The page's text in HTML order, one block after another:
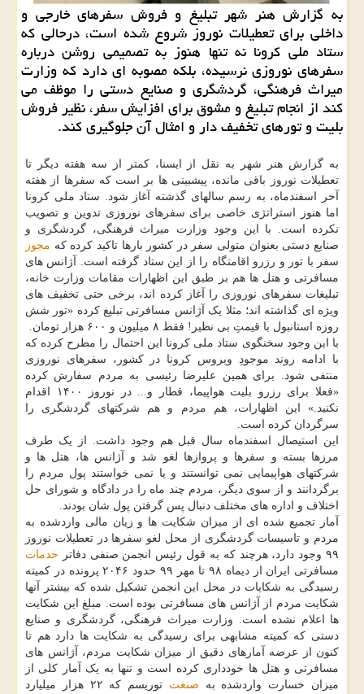
به گزارش هنر شهر تبلیغ و فروش سفرهای خارجی و
داخلی برای تعطیلات نوروز شروع شده است، درحالی که
ستاد ملی کرونا نه تنها هنوز به تصمیمی روشن درباره
سفرهای نوروزی نرسیده، بلکه مصوبه ای دارد که وزارت
میراث فرهنگی، گردشگری و صنایع دستی را موظف می
کند از انجام تبلیغ و مشوق برای افزایش سفر، نظیر فروش
بلیت و تورهای تخفیف دار و امثال آن جلوگیری کند.
به گزارش هنر شهر به نقل از ایسنا، کمتر از سه هفته دیگر تا
تعطیلات نوروز باقی مانده، پیشبینی ها بر است که سفرها از هفته
آخر اسفندماه، به رسم سالهای گذشته آغاز شود. ستاد ملی کرونا
اما هنوز استراتژی خاصی برای سفرهای نوروزی تدوین و تصویب
نکرده است. با این وجود وزارت میراث فرهنگی، گردشگری و
صنایع دستی بعنوان متولی سفر در کشور بارها تاکید کرده که مجوز
سفر با تور و رزرو اقامتگاه را از این ستاد گرفته است. آژانس های
مسافرتی و هتل ها هم بر طبق این اظهارات مقامات وزارت خانه،
تبلیغات سفرهای نوروزی را آغاز کرده اند، برخی حتی تخفیف های
ویژه ای گذاشته اند؛ مثلا یک آژانس مسافرتی تبلیغ کرده «تور شش
روزه استانبول با قیمتِ بی نظیر! فقط ۸ میلیون و ۶۰۰ هزار تومان.
با این وجود سخنگوی ستاد ملی کرونا این احتمال را مطرح کرده که
با ادامه روند موجودِ ویروس کرونا در کشور، سفرهای نوروزی
منتفی شود. برای همین علیرضا رئیسی به مردم سفارش کرده
«فعلا برای رزرو بلیت هواپیما، قطار و... در نوروز ۱۴۰۰ اقدام
نکنید.» این اظهارات، هم مردم و هم شرکتهای گردشگری را
سرگردان کرده است.
این استیصال اسفندماه سال قبل هم وجود داشت. از یک طرف
مرزها بسته و سفرها و پروازها لغو شد و آژانس ها، هتل ها و
شرکتهای هواپیمایی نمی توانستند و یا نمی خواستند پول مردم را
برگردانند و از سوی دیگر، مردم چند ماه را در دادگاه و شورای حل
اختلاف و اداره های مختلف دنبال پس گرفتن پول شان بودند.
آمار تجمیع شده ای از میزان شکایت ها و زیان مالی واردشده به
مردم و تاسیسات گردشگری از محل لغو سفرها در تعطیلات نوروز
۹۹ وجود دارد، هرچند که به قول رئیس انجمن صنفی دفاتر
خدمات
مسافرتی ایران از دیماه ۹۸ تا مهر ۹۹ حدود ۲۰۴۶ پرونده در کمیته
رسیدگی به شکایات در محل این انجمن تشکیل شده که بیشتر آنها
شکایت مردم از آژانس های مسافرتی بوده است. مبلغ این شکایت
ها اعلام نشده است. وزارت میراث فرهنگی، گردشگری و صنایع
دستی که کمیته مشابهی برای رسیدگی به شکایت ها دارد هم تا
کنون از عرضه آمارهای دقیق از میزان شکایت مردم، آژانس های
مسافرتی و هتل ها خودداری کرده است و تنها به یک آمار کلی از
میزان خسارت واردشده به صنعت
توریسم که ۲۲ هزار میلیارد